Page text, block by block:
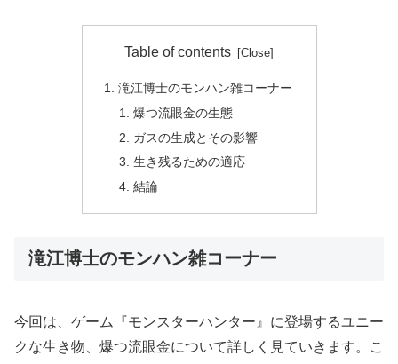
Table of contents
滝江博士のモンハン雑コーナー
爆つ流眼金の生態
ガスの生成とその影響
生き残るための適応
結論
滝江博士のモンハン雑コーナー
今回は、ゲーム『モンスターハンター』に登場するユニー
クな生き物、爆つ流眼金について詳しく見ていきます。こ